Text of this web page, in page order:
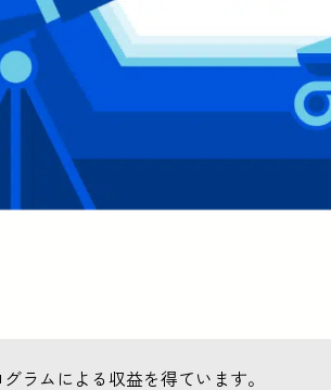
ラムによる収益を得ています。